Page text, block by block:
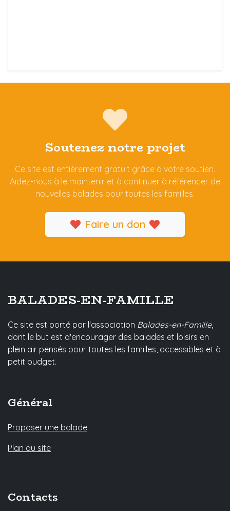
Soutenez notre projet
Ce site est entièrement gratuit grâce à votre soutien.
Aidez-nous à le maintenir et à continuer à référencer de
nouvelles balades pour toutes les familles.
Faire un don
BALADES-EN-FAMILLE
Ce site est porté par l'association Balades-en-Famille,
dont le but est d'encourager des balades et loisirs en
plein air pensés pour toutes les familles, accessibles et à
petit budget.
Général
Proposer une balade
Plan du site
Contacts